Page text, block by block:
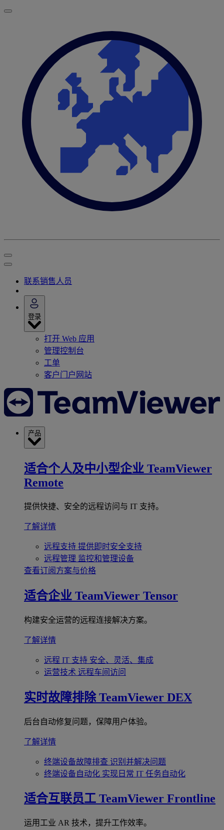
联系销售人员
登录
打开 Web 应用
管理控制台
工单
客户门户网站
产品
适合个人及中小型企业 TeamViewer
Remote
提供快捷、安全的远程访问与 IT 支持。
了解详情
远程支持 提供即时安全支持
远程管理 监控和管理设备
查看订阅方案与价格
适合企业 TeamViewer Tensor
构建安全运营的远程连接解决方案。
了解详情
远程 IT 支持 安全、灵活、集成
运营技术 远程车间访问
实时故障排除 TeamViewer DEX
后台自动修复问题，保障用户体验。
了解详情
终端设备故障排查 识别并解决问题
终端设备自动化 实现日常 IT 任务自动化
适合互联员工 TeamViewer Frontline
运用工业 AR 技术，提升工作效率。